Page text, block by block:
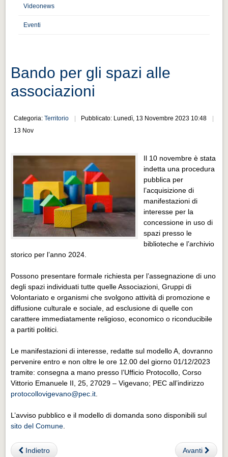
Distretto industriale
Muoversi a Vigevano
Cultura e turismo 4.0
PROGETTI
Progetti Aperti
Progetti Realizzati
EVENTI
EVENTI
Eventi Vigevano
Eventi Vigevano
Eventi Pavia
Videonews
Eventi
Bando per gli spazi alle
associazioni
Categoria:Territorio
Pubblicato: Lunedì, 13 Novembre 2023 10:48
13 Nov
Il 10 novembre è stata
indetta una procedura
pubblica per
l’acquisizione di
manifestazioni di
interesse per la
concessione in uso di
spazi presso le
biblioteche e l’archivio
storico per l’anno 2024.
Possono presentare formale richiesta per l’assegnazione di uno
degli spazi individuati tutte quelle Associazioni, Gruppi di
Volontariato e organismi che svolgono attività di promozione e
diffusione culturale e sociale, ad esclusione di quelle con
carattere immediatamente religioso, economico o riconducibile
a partiti politici.
Le manifestazioni di interesse, redatte sul modello A, dovranno
pervenire entro e non oltre le ore 12.00 del giorno 01/12/2023
tramite: consegna a mano presso l’Ufficio Protocollo, Corso
Vittorio Emanuele II, 25, 27029 – Vigevano; PEC all’indirizzo
protocollovigevano@pec.it
L’avviso pubblico e il modello di domanda sono disponibili sul
sito del Comune
Indietro Avanti